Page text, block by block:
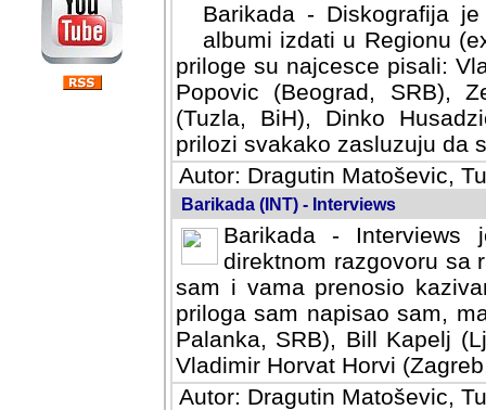
Barikada - Diskografija
albumi izdati u Regionu
priloge su najcesce pisali:
Popovic (Beograd, SRB),
(Tuzla, BiH), Dinko
prilozi svakako zasluzuju da
Autor: Dragutin Matoševic,
Barikada (INT) - Interviews
Barikada -
direktnom razgovoru sa
sam i vama prenosio
priloga sam napisao sam,
Palanka, SRB), Bill Kapelj
Vladimir Horvat Horvi
Autor: Dragutin Matoševic,